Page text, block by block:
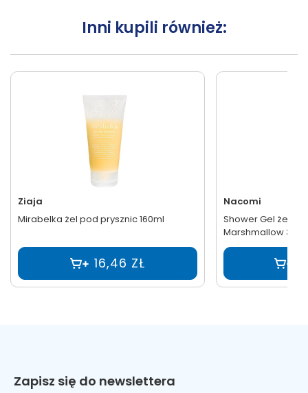
Inni kupili również:
Ziaja
Mirabelka żel pod prysznic 160ml
16,46 ZŁ
Nacomi
Shower Gel żel
Marshmallow
Zapisz się do newslettera